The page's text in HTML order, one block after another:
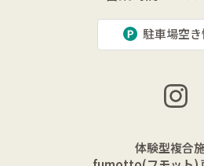
駐車場空
体験型複合